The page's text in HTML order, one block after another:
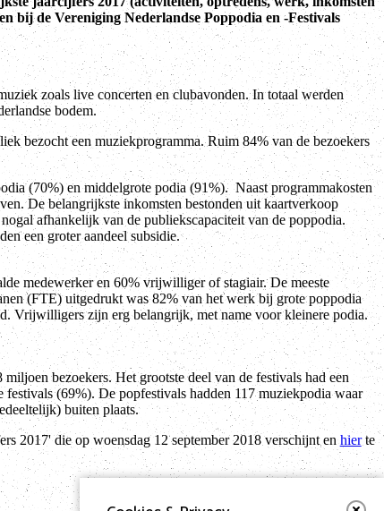
bij de Vereniging Nederlandse Poppodia en -Festivals
zoals live concerten en clubavonden. In totaal werden
bodem.
bezocht een muziekprogramma. Ruim 84% van de bezoekers
(70%) en middelgrote podia (91%). Naast programmakosten
De belangrijkste inkomsten bestonden uit kaartverkoop
afhankelijk van de publiekscapaciteit van de poppodia.
een groter aandeel subsidie.
medewerker en 60% vrijwilliger of stagiair. De meeste
(FTE) uitgedrukt was 82% van het werk bij grote poppodia
Vrijwilligers zijn erg belangrijk, met name voor kleinere podia.
bezoekers. Het grootste deel van de festivals had een
(69%). De popfestivals hadden 117 muziekpodia waar
buiten plaats.
2017' die op woensdag 12 september 2018 verschijnt en hierte